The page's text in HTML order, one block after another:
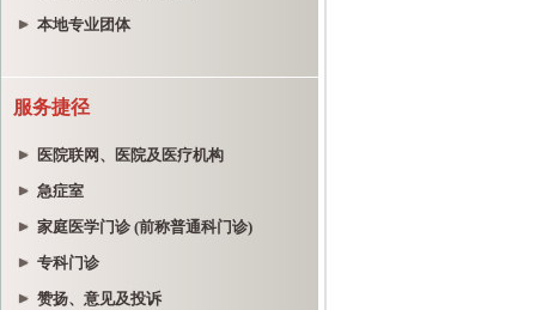
本地专业团体
服务捷径
医院联网、医院及医疗机构
急症室
家庭医学门诊 (前称普通科门诊)
专科门诊
赞扬、意见及投诉